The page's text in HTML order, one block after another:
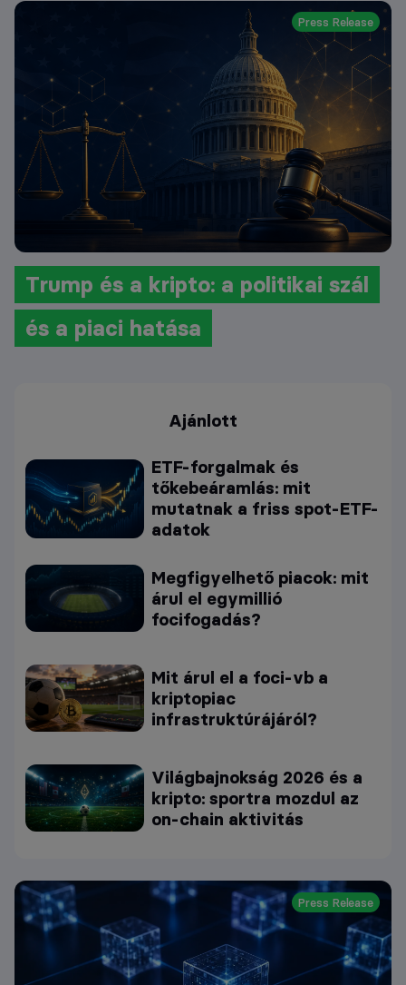
Trump és a kripto: a politikai szál
és a piaci hatása
Press Release
Ajánlott
ETF-forgalmak és
tőkebeáramlás: mit
mutatnak a friss spot-ETF-
adatok
Megfigyelhető piacok: mit
árul el egymillió
focifogadás?
Mit árul el a foci-vb a
kriptopiac
infrastruktúrájáról?
Világbajnokság 2026 és a
kripto: sportra mozdul az
on-chain aktivitás
Press Release